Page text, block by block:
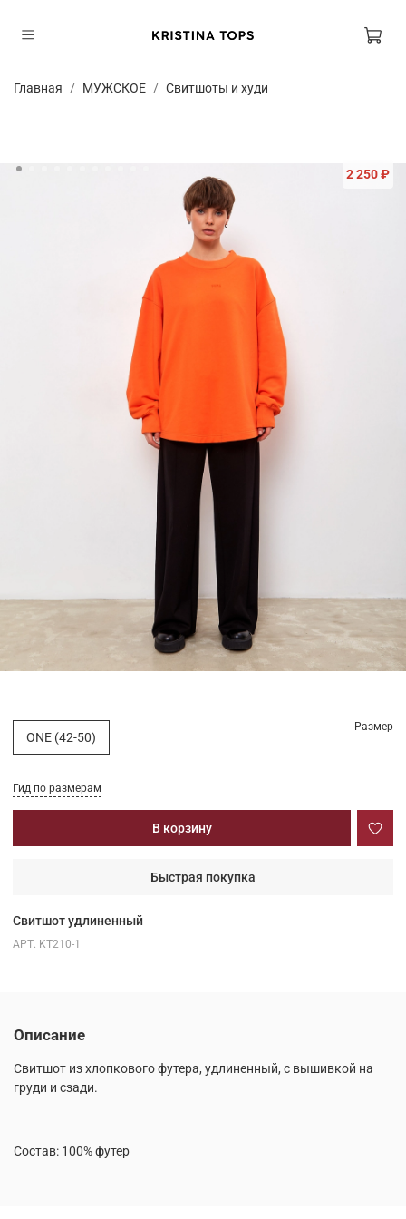
Главная МУЖСКОЕ Свитшоты и худи
Свитшот удлиненный
2 250 ₽
АРТ. KT210-1
Гид по размерам
В корзину
Быстрая покупка
Размер
ONE (42-50)
Описание
Свитшот из хлопкового футера, удлиненный, с вышивкой на
груди и сзади.
Состав: 100% футер